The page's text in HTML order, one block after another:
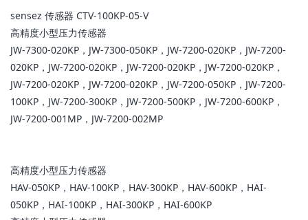
sensez 传感器 CTV-100KP-05-V
高精度小型压力传感器
JW-7300-020KP，JW-7300-050KP，JW-7200-020KP，JW-7200-
020KP，JW-7200-020KP，JW-7200-020KP，JW-7200-020KP，
JW-7200-020KP，JW-7200-020KP，JW-7200-050KP，JW-7200-
100KP，JW-7200-300KP，JW-7200-500KP，JW-7200-600KP，
JW-7200-001MP，JW-7200-002MP
高精度小型压力传感器
HAV-050KP，HAV-100KP，HAV-300KP，HAV-600KP，HAI-
050KP，HAI-100KP，HAI-300KP，HAI-600KP